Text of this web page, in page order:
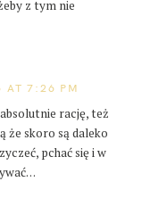
z tym nie
7:26 PM
rację, też
że skoro są daleko
pchać się i w